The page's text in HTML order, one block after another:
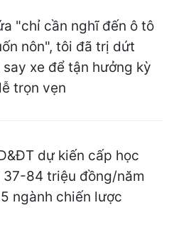
"chỉ cần nghĩ đến ô tô
nôn", tôi đã trị dứt
xe để tận hưởng kỳ
trọn vẹn
dự kiến cấp học
37-84 triệu đồng/năm
ngành chiến lược